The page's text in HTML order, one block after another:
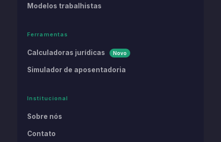
Modelos trabalhistas
Ferramentas
Calculadoras jurídicas Novo
Simulador de aposentadoria
Institucional
Sobre nós
Contato